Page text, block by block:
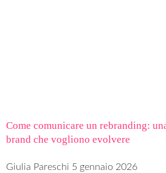
Come comunicare un rebranding:
brand che vogliono evolvere
Giulia Pareschi 5 gennaio 2026